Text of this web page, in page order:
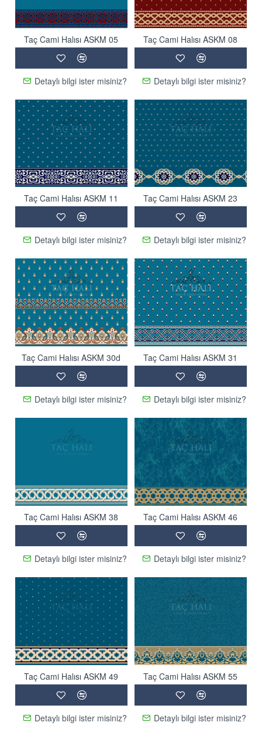
Taç Cami Halısı ASKM 05
Detaylı bilgi ister misiniz?
Taç Cami Halısı ASKM 08
Detaylı bilgi ister misiniz?
Taç Cami Halısı ASKM 11
Detaylı bilgi ister misiniz?
Taç Cami Halısı ASKM 23
Detaylı bilgi ister misiniz?
Taç Cami Halısı ASKM 30d
Detaylı bilgi ister misiniz?
Taç Cami Halısı ASKM 31
Detaylı bilgi ister misiniz?
Taç Cami Halısı ASKM 38
Detaylı bilgi ister misiniz?
Taç Cami Halısı ASKM 46
Detaylı bilgi ister misiniz?
Taç Cami Halısı ASKM 49
Detaylı bilgi ister misiniz?
Taç Cami Halısı ASKM 55
Detaylı bilgi ister misiniz?